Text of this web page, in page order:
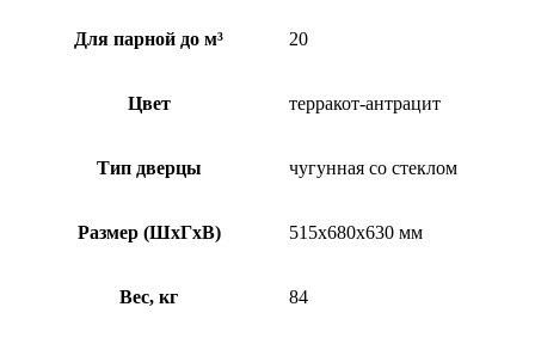
Для парной до м³ 20
Цвет терракот-антрацит
Тип дверцы чугунная со стеклом
Размер (ШхГхВ) 515х680х630 мм
Вес, кг 84